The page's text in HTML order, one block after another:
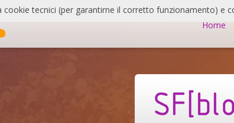
Home
cookie tecnici (per garantirne il corretto funzionamento) e